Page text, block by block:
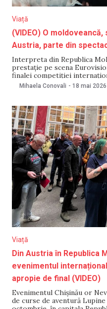
Viață
(VIDEO) O
Austria, parte din
Interpreta din Republica
prestație pe scena
finalei competiției
mai la Viena. Karafizi a
Mihaela Conovali - 18 mai 2026
Viață
Din Austria în Republica
evenimentul
apropie de final (VIDEO)
Evenimentul Chișinău or
de curse de aventură